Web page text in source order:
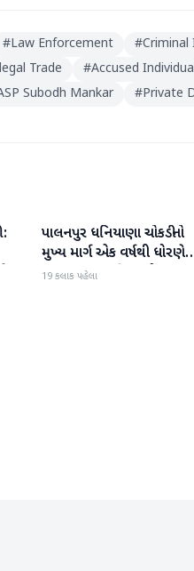
#Law Enforcement #
Trade #Accused
Subodh Mankar #Private
બનાસકાંઠા
પાલનપુર ધનિયાણા ચોકડીનો
મુખ્ય માર્ગ એક વર્ષથી ધોરણે:
ગટરલાઇન પછી રસ્તો ન
19 કલાક પહેલા